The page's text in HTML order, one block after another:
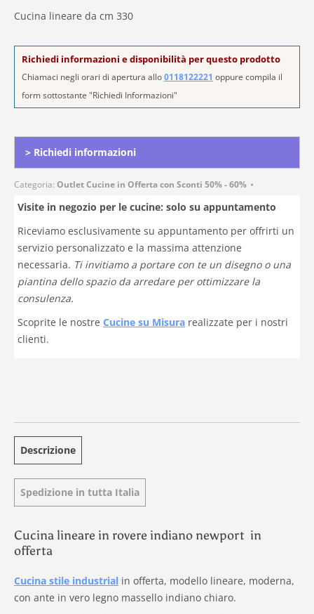
Cucina lineare da cm 330
Richiedi informazioni e disponibilità per questo prodotto
Chiamaci negli orari di apertura allo0118122221 oppure compila il
form sottostante "Richiedi Informazioni"
> Richiedi informazioni
Categoria: Outlet Cucine in Offerta con Sconti 50% - 60%
Visite in negozio per le cucine: solo su appuntamento
Riceviamo esclusivamente su appuntamento per offrirti un
servizio personalizzato e la massima attenzione
necessaria. Ti invitiamo a portare con te un disegno o una
piantina dello spazio da arredare per ottimizzare la
consulenza.
Scoprite le nostre Cucine su Misura realizzate per i nostri
clienti.
Descrizione
Spedizione in tutta Italia
Cucina lineare in rovere indiano newport in
offerta
Cucina stile industrial in offerta, modello lineare, moderna,
con ante in vero legno massello indiano chiaro.